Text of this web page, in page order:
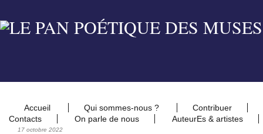
Accueil Qui sommes-nous ?
Contribuer
Contacts
On parle de nous AuteurEs & artistes
17 octobre 2022